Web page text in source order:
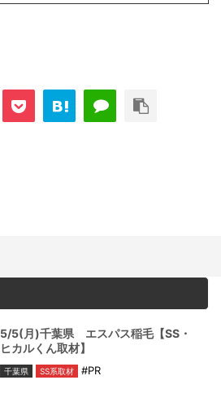
5/5(月)千葉県 エスパス稲毛【SS・
ヒカルくん取材】
千葉県 SS系取材 #PR